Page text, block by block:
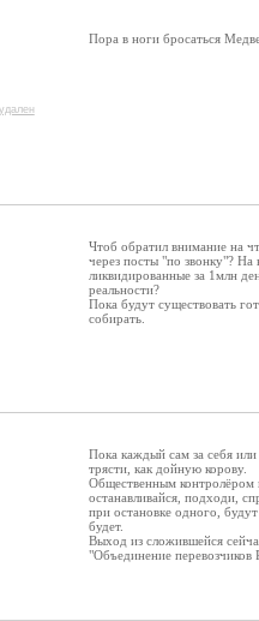
Пора в ноги бросаться
Чтоб обратил внимание на
через посты "по звонку"?
ликвидированные за 1млн
реальности?
Пока будут существовать
собирать.
Пока каждый сам за себя
трясти, как дойную корову.
Общественным контролёром
останавливайся, подходи,
при остановке одного,
будет.
Выход из сложившейся
"Объединение